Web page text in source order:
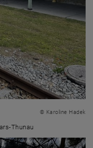
© Karoline Hadek
Thunau
Thunau